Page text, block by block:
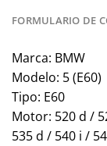
FORMULARIO DE
Marca: BMW
Modelo: 5 (E60)
Tipo: E60
Motor: 520 d /
535 d / 540 i /